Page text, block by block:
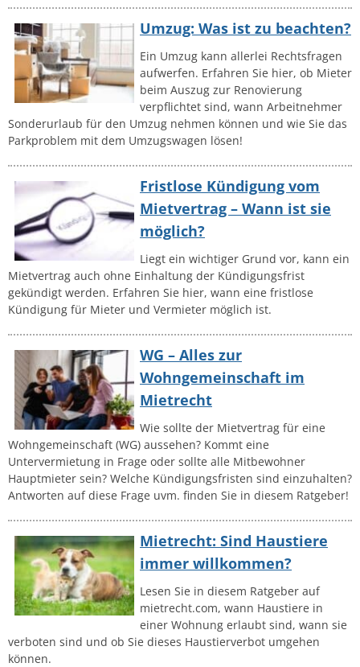
Umzug: Was ist zu beachten?
Ein Umzug kann allerlei Rechtsfragen
aufwerfen. Erfahren Sie hier, ob Mieter
beim Auszug zur Renovierung
verpflichtet sind, wann Arbeitnehmer
Sonderurlaub für den Umzug nehmen können und wie Sie das
Parkproblem mit dem Umzugswagen lösen!
Fristlose Kündigung vom
Mietvertrag – Wann ist sie
möglich?
Liegt ein wichtiger Grund vor, kann ein
Mietvertrag auch ohne Einhaltung der Kündigungsfrist
gekündigt werden. Erfahren Sie hier, wann eine fristlose
Kündigung für Mieter und Vermieter möglich ist.
WG – Alles zur
Wohngemeinschaft im
Mietrecht
Wie sollte der Mietvertrag für eine
Wohngemeinschaft (WG) aussehen? Kommt eine
Untervermietung in Frage oder sollte alle Mitbewohner
Hauptmieter sein? Welche Kündigungsfristen sind einzuhalten?
Antworten auf diese Frage uvm. finden Sie in diesem Ratgeber!
Mietrecht: Sind Haustiere
immer willkommen?
Lesen Sie in diesem Ratgeber auf
mietrecht.com, wann Haustiere in
einer Wohnung erlaubt sind, wann sie
verboten sind und ob Sie dieses Haustierverbot umgehen
können.